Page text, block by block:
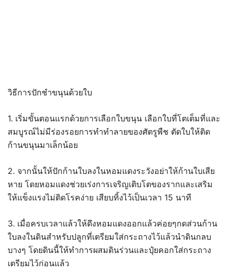
วิธีการปักชำขนุนด้วยใบ
1. เริ่มขั้นตอนแรกด้วยการเลือกใบขนุน เลือกใบที่โตเต็มที่และ
สมบูรณ์ไม่มีร่องรอยการทำทำลายของศัตรูพืช ตัดใบให้ติด
ก้านขนุนมาเล็กน้อย
2. จากนั้นให้ปักก้านใบลงในหอมแดงระวังอย่าให้ก้านใบเสีย
หาย โดยหอมแดงช่วยเร่งการเจริญเติบโตของรากและเสริม
ให้แข็งแรงไม่ติดโรคง่าย เสียบทิ้งไว้เป็นเวลา 15 นาที
3. เมื่อครบเวลาแล้วให้ดึงหอมแดงออกแล้วค่อยๆกดส่วนก้าน
ใบลงในดินสำหรับปลูกที่เตรียมใส่กระถางไว้แล้วนำดินกลบ
บางๆ โดยดินนี้ให้ทำการผสมดินร่วนและปุ๋ยคอกใส่กระถาง
เตรียมไว้ก่อนแล้ว